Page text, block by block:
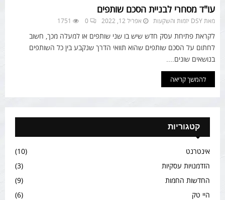
עו"ד מסחרי לבניית הסכם שותפים
מאתDSY יזמות והשקעות אפריל 12, 2022 0
1751
לקראת פתיחת עסק חדש שיש בו שני שותפים או למעלה מכך, חשוב
לחתום על הסכם שותפים שהוא תוואי הדרך שנקבע בין כל השותפים
בנושאים שונים....
להמשך קריאה
קטגוריות
אינטרנט
(10)
הזדמנויות עסקיות
(3)
החדשות החמות
(9)
היי טק
(6)